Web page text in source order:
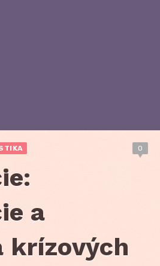
0
a
krízových